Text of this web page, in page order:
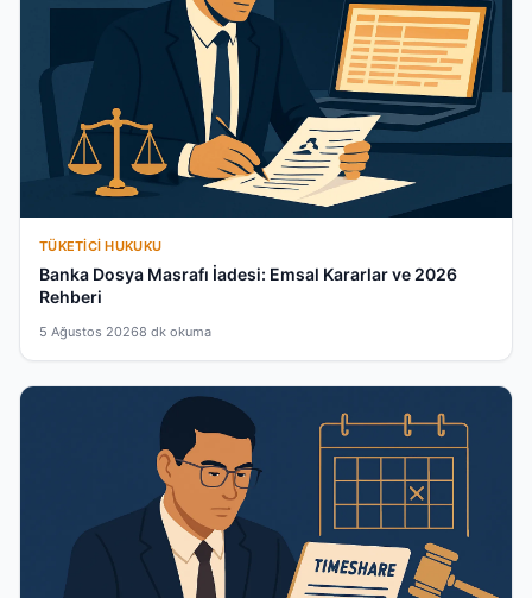
TÜKETICI HUKUKU
Banka Dosya Masrafı İadesi: Emsal Kararlar ve 2026
Rehberi
5 Ağustos 20268 dk okuma